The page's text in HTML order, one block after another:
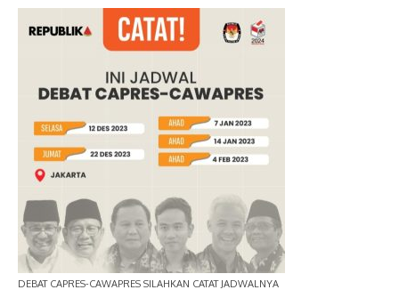
DEBAT CAPRES-CAWAPRES SILAHKAN CATAT JADWALNYA